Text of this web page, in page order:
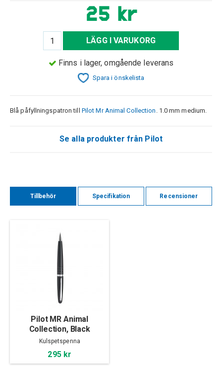
25 kr
LÄGG I VARUKORG
Finns i lager, omgående leverans
Spara i önskelista
Blå påfyllningspatron till Pilot Mr Animal Collection . 1.0 mm medium.
Se alla produkter från Pilot
Tillbehör Specifikation Recensioner
Pilot MR Animal
Collection, Black
Crocodile
Kulspetspenna
295 kr